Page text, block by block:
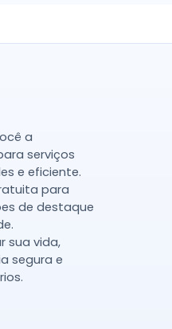
a
serviços
e eficiente.
para
de destaque
sua vida,
segura e